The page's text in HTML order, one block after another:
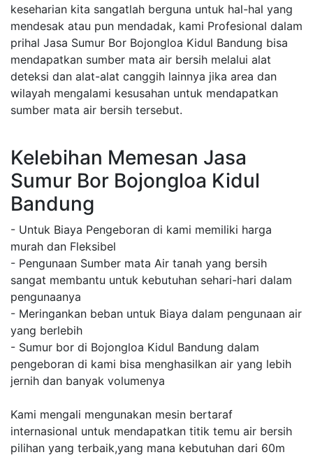
keseharian kita sangatlah berguna untuk hal-hal yang
mendesak atau pun mendadak, kami Profesional dalam
prihal Jasa Sumur Bor Bojongloa Kidul Bandung bisa
mendapatkan sumber mata air bersih melalui alat
deteksi dan alat-alat canggih lainnya jika area dan
wilayah mengalami kesusahan untuk mendapatkan
sumber mata air bersih tersebut.
Kelebihan Memesan Jasa
Sumur Bor Bojongloa Kidul
Bandung
- Untuk Biaya Pengeboran di kami memiliki harga
murah dan Fleksibel
- Pengunaan Sumber mata Air tanah yang bersih
sangat membantu untuk kebutuhan sehari-hari dalam
pengunaanya
- Meringankan beban untuk Biaya dalam pengunaan air
yang berlebih
- Sumur bor di Bojongloa Kidul Bandung dalam
pengeboran di kami bisa menghasilkan air yang lebih
jernih dan banyak volumenya
Kami mengali mengunakan mesin bertaraf
internasional untuk mendapatkan titik temu air bersih
pilihan yang terbaik,yang mana kebutuhan dari 60m